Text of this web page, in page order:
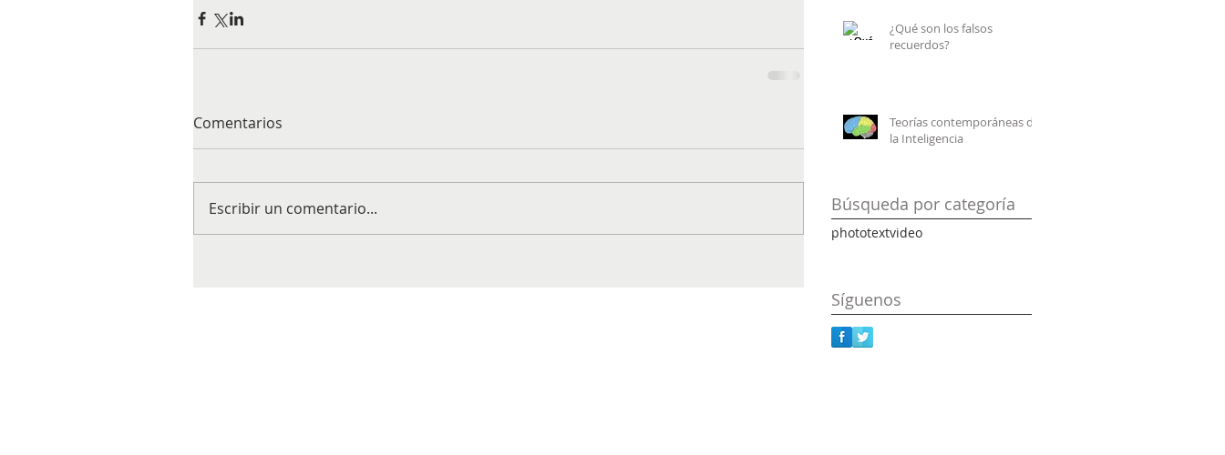
Comentarios
Escribir un comentario...
¿Qué son los falsos
recuerdos?
Teorías contemporáneas de
la Inteligencia
Búsqueda por categoría
phototextvideo
Síguenos